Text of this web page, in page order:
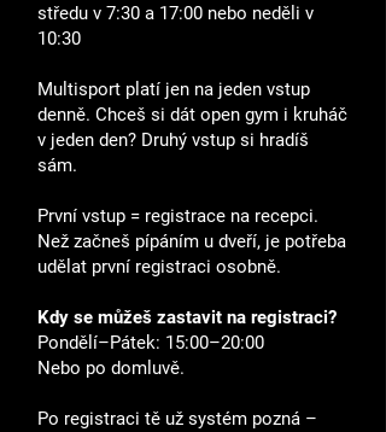
středu v 7:30 a 17:00 nebo neděli v
10:30
Multisport platí jen na jeden vstup
denně. Chceš si dát open gym i kruháč
v jeden den? Druhý vstup si hradíš
sám.
První vstup = registrace na recepci.
Než začneš pípáním u dveří, je potřeba
udělat první registraci osobně.
Kdy se můžeš zastavit na registraci?
Pondělí–Pátek: 15:00–20:00
Nebo po domluvě.
Po registraci tě už systém pozná –